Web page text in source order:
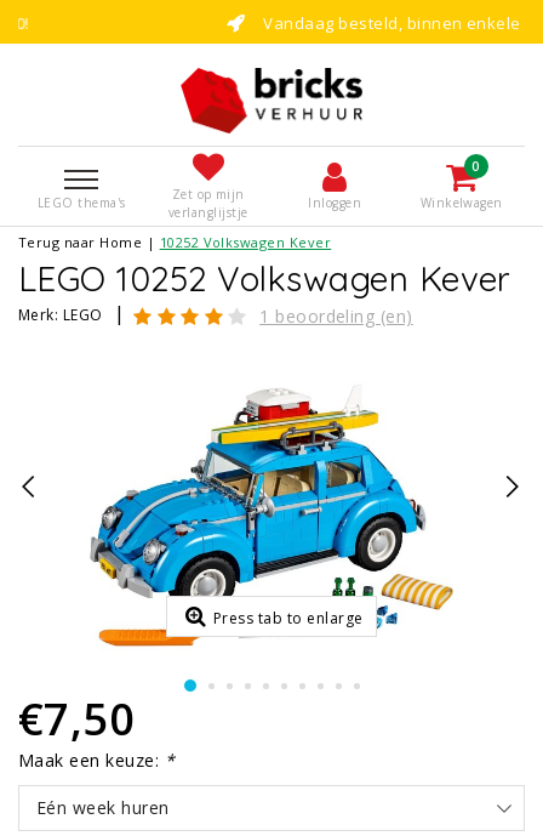
Vandaag besteld, binnen enkele dagen bouwen!
LEGO thema's
Zet op mijn
verlanglijstje
Inloggen
0
Winkelwagen
Terug naar Home | 10252 Volkswagen Kever
LEGO 10252 Volkswagen Kever
Merk: LEGO | 1 beoordeling (en)
Press tab to enlarge
€7,50
Maak een keuze: *
Eén week huren